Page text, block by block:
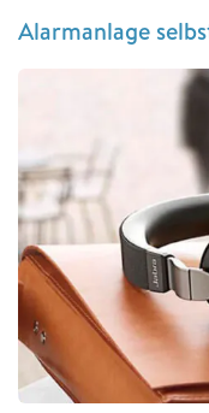
Alarmanlage